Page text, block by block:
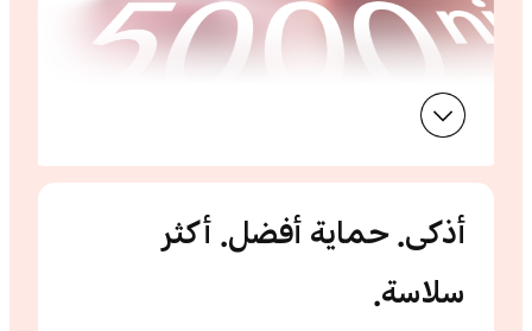
أذكى.حماية أفضل. أكثر
سلاسة.